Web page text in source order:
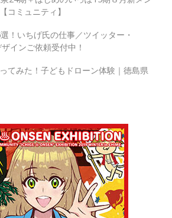
コミュニティ】
！いちげ氏の仕事／ツイッター・
インご依頼受付中！
てみた！子どもドローン体験｜徳島県